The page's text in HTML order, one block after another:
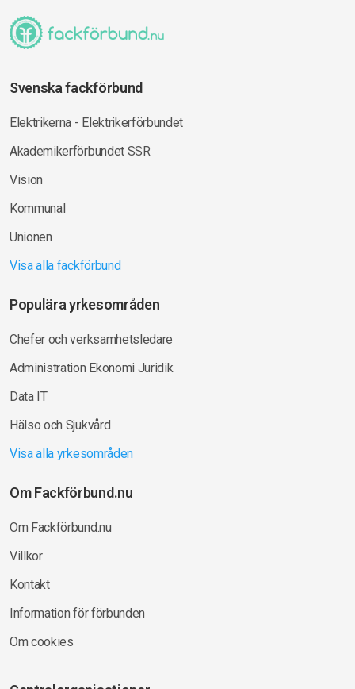
Svenska fackförbund
Elektrikerna - Elektrikerförbundet
Akademikerförbundet SSR
Vision
Kommunal
Unionen
Visa alla fackförbund
Populära yrkesområden
Chefer och verksamhetsledare
Administration Ekonomi Juridik
Data IT
Hälso och Sjukvård
Visa alla yrkesområden
Om Fackförbund.nu
Om Fackförbund.nu
Villkor
Kontakt
Information för förbunden
Om cookies